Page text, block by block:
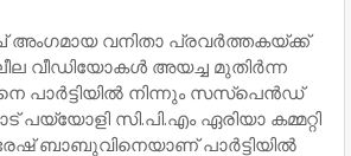
അംഗമായ വനിതാ പ്രവര്‍ത്തകയ്ക്ക്
വീഡിയോകള്‍ അയച്ച മുതിര്‍ന്ന
പാര്‍ട്ടിയില്‍ നിന്നും സസ്‌പെന്‍ഡ്
സി.പി.എം ഏരിയാ കമ്മറ്റി
ബാബുവിനെയാണ് പാര്‍ട്ടിയില്‍